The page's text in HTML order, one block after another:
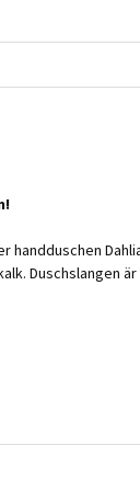
handduschen
Duschslangen